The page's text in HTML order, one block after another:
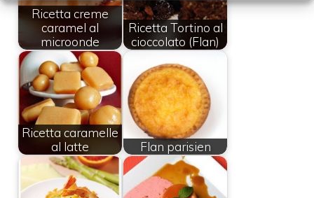
Ricetta creme
caramel al
microonde
Ricetta Tortino al
cioccolato (Flan)
Ricetta caramelle
al latte
Flan parisien